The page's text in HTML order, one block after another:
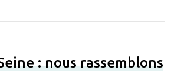
: nous rassemblons